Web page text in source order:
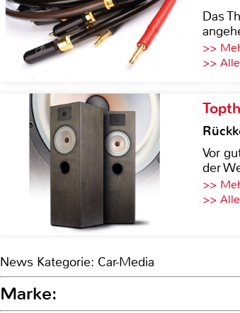
Das
>>
>>
Vor
der
>>
>>
News Kategorie: Car-Media
Marke: